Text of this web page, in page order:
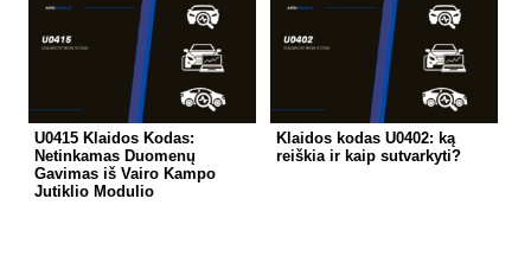
U0415 Klaidos Kodas:
Netinkamas Duomenų
Gavimas iš Vairo Kampo
Jutiklio Modulio
Klaidos kodas U0402: ką
reiškia ir kaip sutvarkyti?